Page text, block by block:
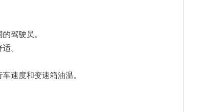
驾驶员。
。
速度和变速箱油温。